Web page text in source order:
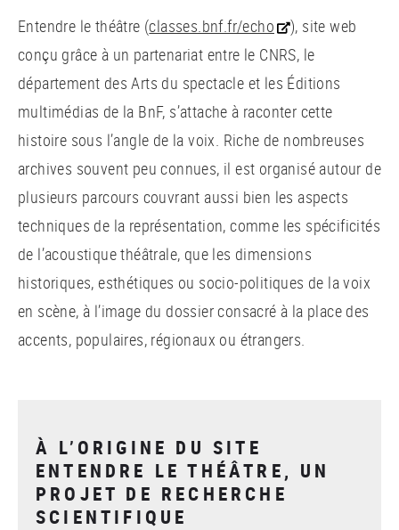
Entendre le théâtre (classes.bnf.fr/echo
), site web
conçu grâce à un partenariat entre le CNRS, le
département des Arts du spectacle et les Éditions
multimédias de la BnF, s’attache à raconter cette
histoire sous l’angle de la voix. Riche de nombreuses
archives souvent peu connues, il est organisé autour de
plusieurs parcours couvrant aussi bien les aspects
techniques de la représentation, comme les spécificités
de l’acoustique théâtrale, que les dimensions
historiques, esthétiques ou socio-politiques de la voix
en scène, à l’image du dossier consacré à la place des
accents, populaires, régionaux ou étrangers.
À L’ORIGINE DU SITE
ENTENDRE LE THÉÂTRE, UN
PROJET DE RECHERCHE
SCIENTIFIQUE